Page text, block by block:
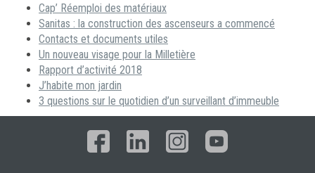
Cap’ Réemploi des matériaux
Sanitas : la construction des ascenseurs a commencé
Contacts et documents utiles
Un nouveau visage pour la Milletière
Rapport d’activité 2018
J’habite mon jardin
3 questions sur le quotidien d’un surveillant d’immeuble